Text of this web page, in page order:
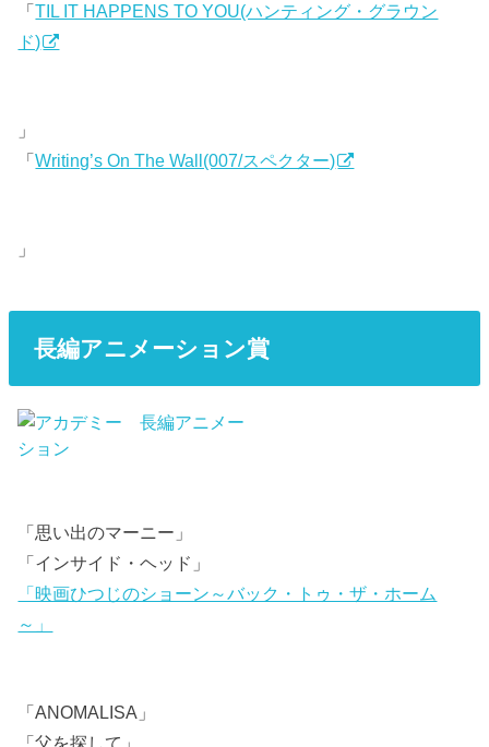
「TIL IT HAPPENS TO YOU(ハンティング・グラウン
ド)
」
「Writing’s On The Wall(007/スペクター)
」
長編アニメーション賞
「思い出のマーニー」
「インサイド・ヘッド」
「映画ひつじのショーン～バック・トゥ・ザ・ホーム
～」
「ANOMALISA」
「父を探して」